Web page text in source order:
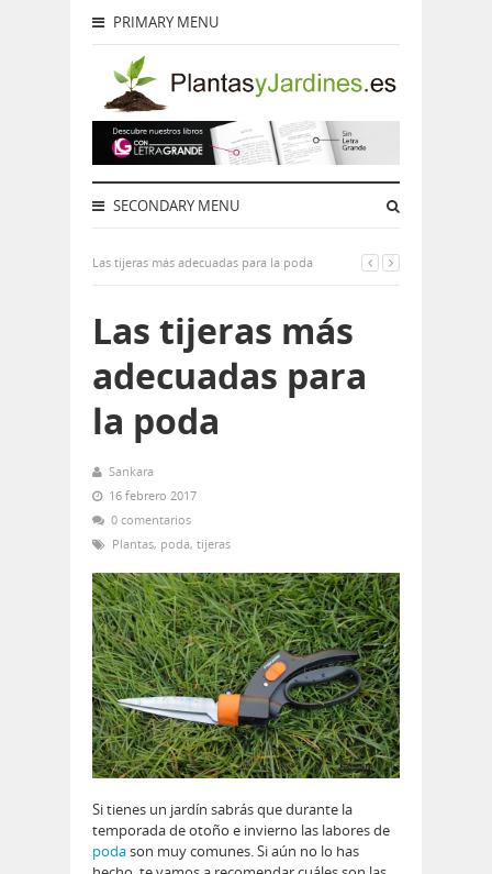
PRIMARY MENU
SECONDARY MENU
Las tijeras más adecuadas para la poda
Las tijeras más
adecuadas para
la poda
Sankara
16 febrero 2017
0 comentarios
Plantas, poda, tijeras
Si tienes un jardín sabrás que durante la
temporada de otoño e invierno las labores de
podason muy comunes. Si aún no lo has